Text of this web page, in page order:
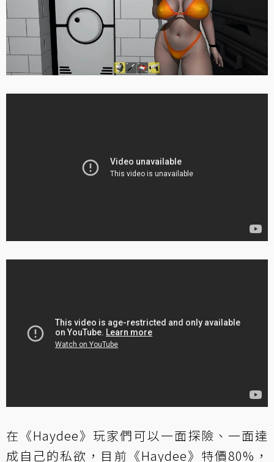
在《Haydee》玩家們可以一面探險、一面達
成自己的私欲，目前《Haydee》特價80%，